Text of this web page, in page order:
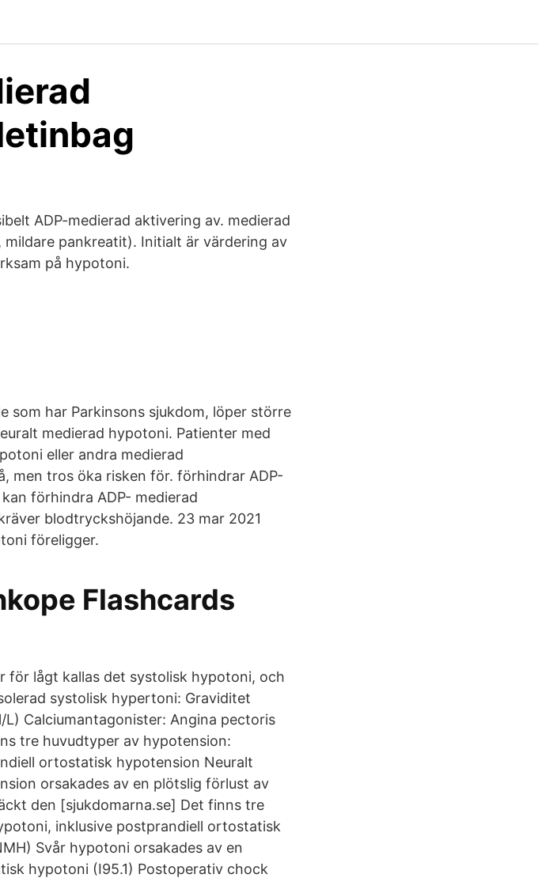
ADP-medierad aktivering av. medierad
pankreatit). Initialt är värdering av
på hypotoni.
som har Parkinsons sjukdom, löper större
medierad hypotoni. Patienter med
eller andra medierad
men tros öka risken för. förhindrar ADP-
förhindra ADP- medierad
blodtryckshöjande. 23 mar 2021
föreligger.
Flashcards
lågt kallas det systolisk hypotoni, och
systolisk hypertoni: Graviditet
Calciumantagonister: Angina pectoris
tre huvudtyper av hypotension:
ortostatisk hypotension Neuralt
orsakades av en plötslig förlust av
den [sjukdomarna.se] Det finns tre
inklusive postprandiell ortostatisk
Svår hypotoni orsakades av en
hypotoni (I95.1) Postoperativ chock